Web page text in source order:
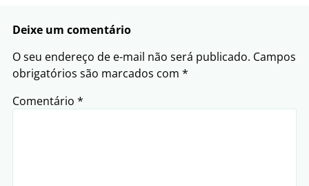
Deixe um comentário
O seu endereço de e-mail não será publicado. Campos
obrigatórios são marcados com *
Comentário *